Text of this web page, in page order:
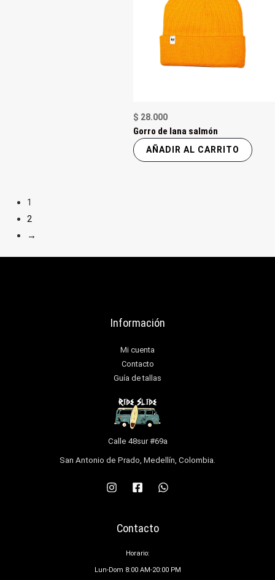
$ 28.000
Gorro de lana salmón
AÑADIR AL CARRITO
1
2
→
Información
Mi cuenta
Contacto
Guía de tallas
Calle 48sur #69a
San Antonio de Prado, Medellín, Colombia.
Contacto
Horario:
Lun-Dom 8:00 AM-20:00 PM